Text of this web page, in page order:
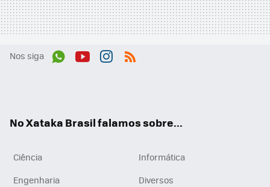
Nos siga
No Xataka Brasil falamos sobre...
Ciência
Informática
Engenharia
Diversos